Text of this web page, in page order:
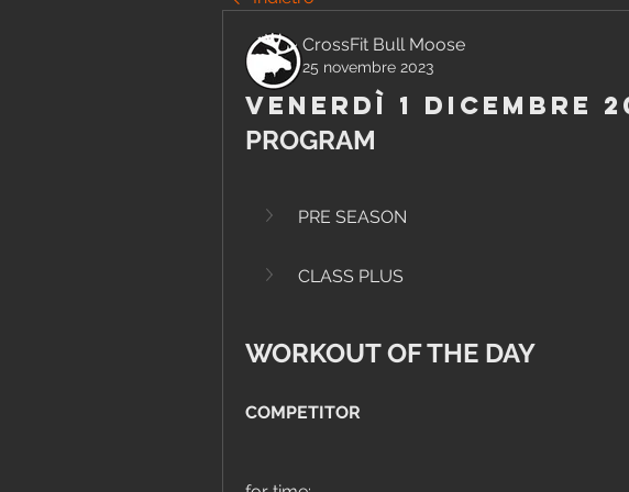
CrossFit Bull Moose
25 novembre 2023
Venerdì 1 Dicembre
PROGRAM
PRE SEASON
CLASS PLUS
WORKOUT OF THE DAY
COMPETITOR